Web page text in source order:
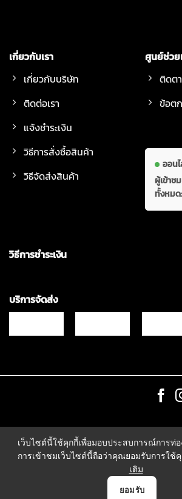
เกี่ยวกับเรา
เกี่ยวกับบริษัท
ติดต่อเรา
แจ้งชำระเงิน
วิธีการสั่งซื้อสินค้า
วิธีจัดส่งสินค้า
ศูนย์ช่วย
ติดต
ข้อต
ออน
ผู้เข้าชม
ทั้งหมด:
วิธีการชำระเงิน
บริการจัดส่ง
เว็บไซต์นี้ใช้คุกกี้เพื่อมอบประสบการณ์การท่
การเข้าชมเว็บไซต์นี้ถือว่าคุณยอมรับการใช้คุ
เติม
ยอมรับ